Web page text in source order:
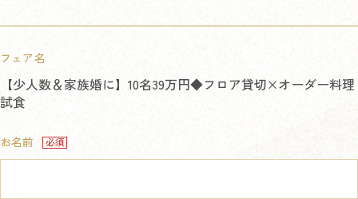
フェア名
【少人数＆家族婚に】10名39万円◆フロア貸切×オーダー料理
試食
お名前